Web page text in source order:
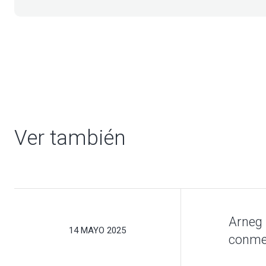
Sobre todo,
operación: el
Ver también
14 MAYO 2025